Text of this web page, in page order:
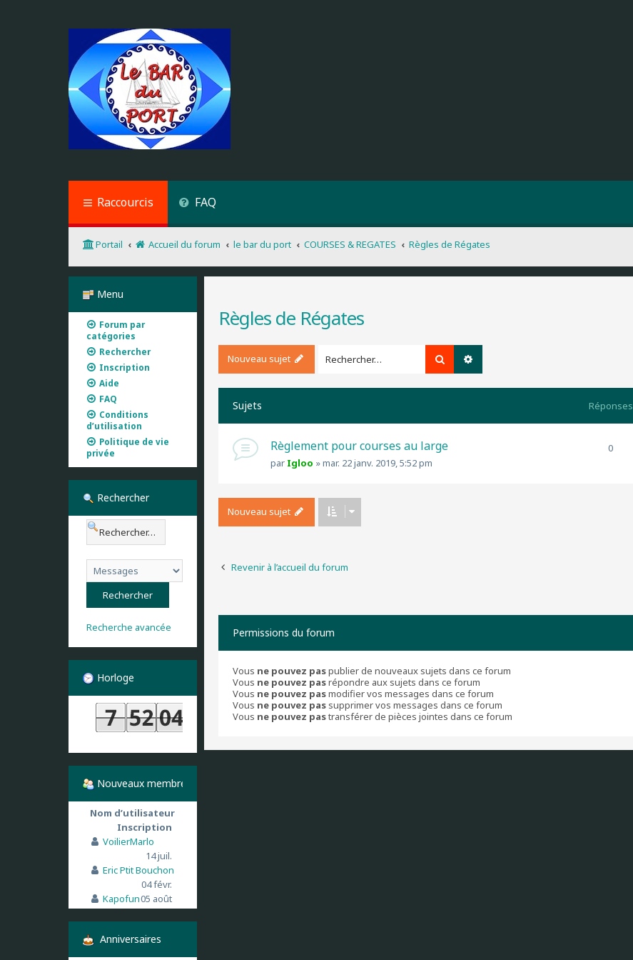
Raccourcis FAQ
Portail Accueil du forum le bar du port COURSES & REGATES Règles de Régates
Règles de Régates
Nouveau sujet Rechercher
Sujets Réponses
Règlement pour courses au large
par Igloo »mar. 22 janv. 2019, 5:52 pm
0
Nouveau sujet
Revenir à l’accueil du forum
Permissions du forum
Vous ne pouvez paspublier de nouveaux sujets dans ce forum
Vous ne pouvez pasrépondre aux sujets dans ce forum
Vous ne pouvez pasmodifier vos messages dans ce forum
Vous ne pouvez pas supprimer vos messages dans ce forum
Vous ne pouvez pastransférer de pièces jointes dans ce forum
Menu
Forum par
catégories
Rechercher
Inscription
Aide
FAQ
Conditions
d’utilisation
Politique de vie
privée
Rechercher
Recherche avancée
Horloge
Nouveaux membres
Nom d’utilisateur
Inscription
VoilierMarlo
14 juil.
Eric Ptit Bouchon
04 févr.
Kapofun05 août
Anniversaires